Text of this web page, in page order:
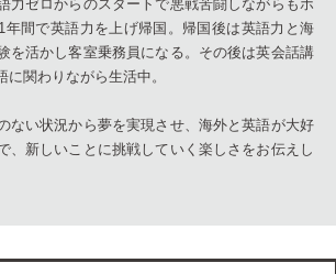
力ゼロからのスタートで悪戦苦闘しながらもホ
年間で英語力を上げ帰国。帰国後は英語力と海
を活かし客室乗務員になる。その後は英会話講
関わりながら生活中。
ない状況から夢を実現させ、海外と英語が大好
、新しいことに挑戦していく楽しさをお伝えし